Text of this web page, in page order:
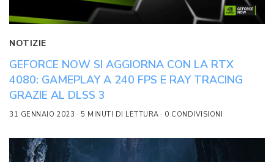
NOTIZIE
GEFORCE NOW SI AGGIORNA CON LA RTX
4080: GAMEPLAY A 240 FPS E RAY TRACING
GRAZIE AL DLSS 3
31 GENNAIO 2023 5 MINUTI DI LETTURA 0 CONDIVISIONI